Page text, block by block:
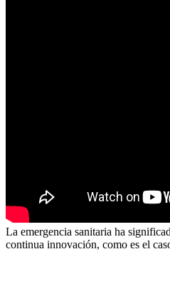
La emergencia sanitaria ha
continua innovación, como es el